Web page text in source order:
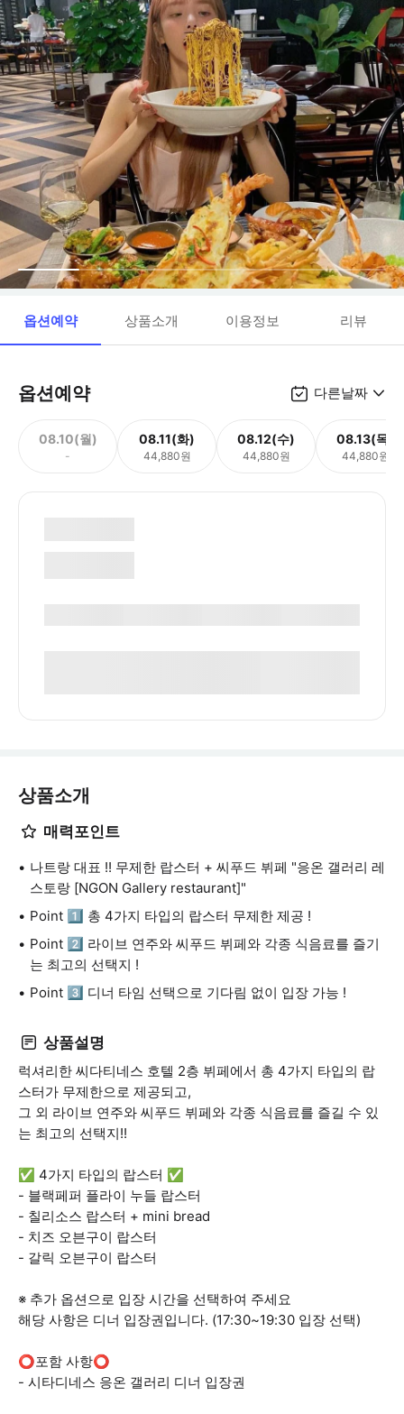
옵션예약 상품소개 이용정보 리뷰
옵션예약 다른날짜
08.10(월)
-
08.11(화)
44,880원
08.12(수)
44,880원
08.13(목)
44,880원
상품소개
매력포인트
나트랑 대표 !! 무제한 랍스터 + 씨푸드 뷔페 "응온 갤러리 레
스토랑 [NGON Gallery restaurant]"
Point 1️⃣ 총 4가지 타입의 랍스터 무제한 제공 !
Point 2️⃣ 라이브 연주와 씨푸드 뷔페와 각종 식음료를 즐기
는 최고의 선택지 !
Point 3️⃣ 디너 타임 선택으로 기다림 없이 입장 가능 !
상품설명
럭셔리한 씨다티네스 호텔 2층 뷔페에서 총 4가지 타입의 랍
스터가 무제한으로 제공되고,
그 외 라이브 연주와 씨푸드 뷔페와 각종 식음료를 즐길 수 있
는 최고의 선택지!!
✅ 4가지 타입의 랍스터 ✅
- 블랙페퍼 플라이 누들 랍스터
- 칠리소스 랍스터 + mini bread
- 치즈 오븐구이 랍스터
- 갈릭 오븐구이 랍스터
※ 추가 옵션으로 입장 시간을 선택하여 주세요
해당 사항은 디너 입장권입니다. (17:30~19:30 입장 선택)
⭕포함 사항⭕
- 시타디네스 응온 갤러리 디너 입장권